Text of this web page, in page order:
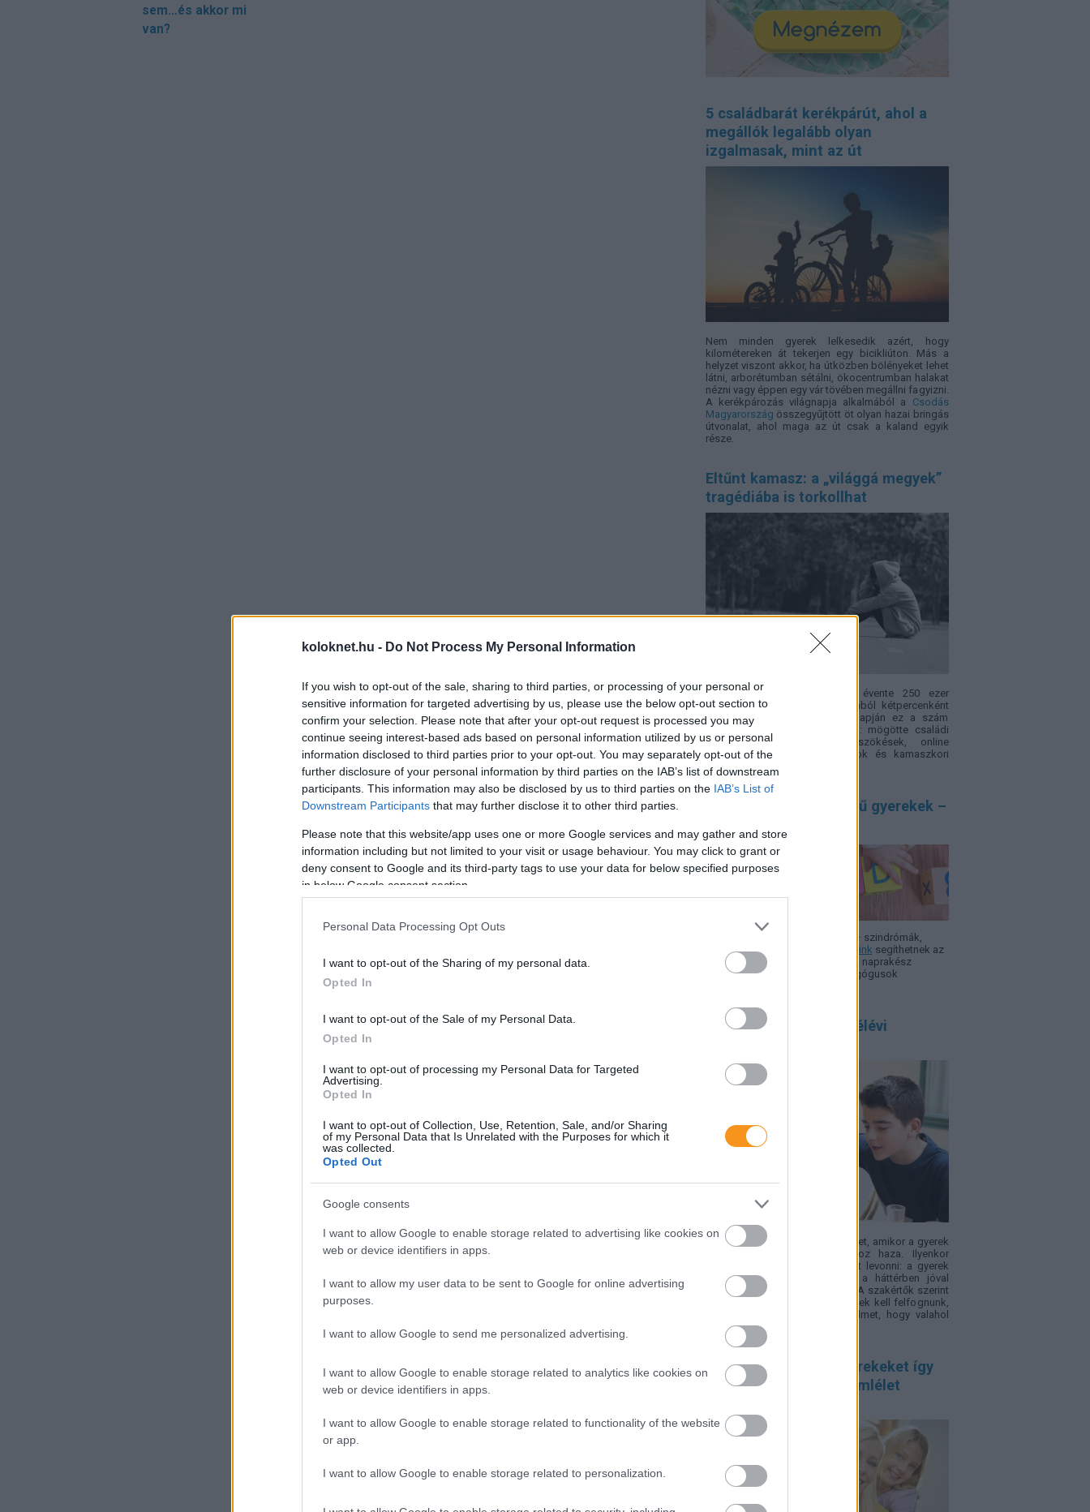
koloknet.hu - Do Not Process My Personal Information
If you wish to opt-out of the sale, sharing to third parties, or processing of your personal or
sensitive information for targeted advertising by us, please use the below opt-out section to
confirm your selection. Please note that after your opt-out request is processed you may
continue seeing interest-based ads based on personal information utilized by us or personal
information disclosed to third parties prior to your opt-out. You may separately opt-out of the
further disclosure of your personal information by third parties on the IAB’s list of downstream
participants. This information may also be disclosed by us to third parties on the IAB’s List of
Downstream Participants that may further disclose it to other third parties.
Please note that this website/app uses one or more Google services and may gather and store
information including but not limited to your visit or usage behaviour. You may click to grant or
deny consent to Google and its third-party tags to use your data for below specified purposes
in below Google consent section.
Personal Data Processing Opt Outs
I want to opt-out of the Sharing of my personal data.
Opted In
I want to opt-out of the Sale of my Personal Data.
Opted In
I want to opt-out of processing my Personal Data for Targeted
Advertising.
Opted In
I want to opt-out of Collection, Use, Retention, Sale, and/or Sharing
of my Personal Data that Is Unrelated with the Purposes for which it
was collected.
Opted Out
Google consents
I want to allow Google to enable storage related to advertising like cookies on
web or device identifiers in apps.
I want to allow my user data to be sent to Google for online advertising
purposes.
I want to allow Google to send me personalized advertising.
I want to allow Google to enable storage related to analytics like cookies on
web or device identifiers in apps.
I want to allow Google to enable storage related to functionality of the website
or app.
I want to allow Google to enable storage related to personalization.
sem…és akkor mi
van?
5 családbarát kerékpárút, ahol a
megállók legalább olyan
izgalmasak, mint az út
Nem minden gyerek lelkesedik azért, hogy
kilométereken át tekerjen egy bicikliúton. Más a
helyzet viszont akkor, ha útközben bölényeket lehet
látni, arborétumban sétálni, ökocentrumban halakat
nézni vagy éppen egy vár tövében megállni fagyizni.
A kerékpározás világnapja alkalmából a Csodás
Magyarország összegyűjtött öt olyan hazai bringás
útvonalat, ahol maga az út csak a kaland egyik
része.
Eltűnt kamasz: a „világgá megyek”
tragédiába is torkollhat
Európában becslések szerint évente 250 ezer
gyerek tűnik el – vagyis nagyjából kétpercenként
egy. Az Eltűnt gyerekek világnapján ez a szám
nemcsak rendőrségi statisztika: mögötte családi
konfliktusok, bántalmazás, szökések, online
kapcsolatok, intézményi hiányok és kamaszkori
krízisek is állhatnak.
Sajátos nevelési igényű gyerekek –
SNI, ADHD, autizmus, Asperger – szindró­mák,
zavarok, nehézségek.
Szakcikkeink segíthetnek az
eligazodásban, hogy minél több, naprakész
információ álljon a szülők, pedagógusok
Sok szülő félreérti a félévi
Sok családban okoz feszültséget, amikor a gyerek
"rossz" félévi bizonyítványt hoz haza. Ilyenkor
könnyű téves következtetéseket levonni: a gyerek
lusta, figyelmetlen volt, pedig a háttérben jóval
összetettebb okok is állhatnak. A szakértők szerint
a rossz jegyeket inkább jelzésnek kell felfognunk,
amelyek arra hívják fel a figyelmet, hogy valahol
elakadás történt.
A mentálisan erős gyerekeket így
nevelik – 4 fontos szemlélet